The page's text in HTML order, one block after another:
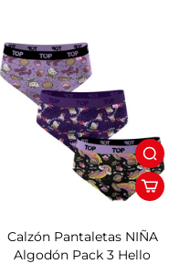
Calzón Pantaletas NIÑA
Algodón Pack 3 Hello